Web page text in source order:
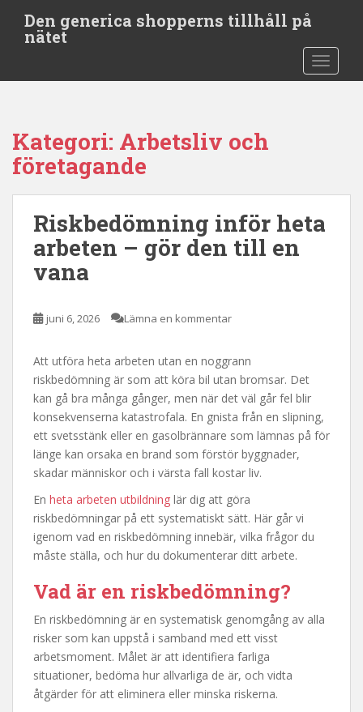
t
Den generica shopperns tillhåll på
nätet
Kategori: Arbetsliv och
företagande
Riskbedömning inför heta
arbeten – gör den till en
vana
juni 6, 2026 Lämna en kommentar
Att utföra heta arbeten utan en noggrann
riskbedömning är som att köra bil utan bromsar. Det
kan gå bra många gånger, men när det väl går fel blir
konsekvenserna katastrofala. En gnista från en slipning,
ett svetsstänk eller en gasolbrännare som lämnas på för
länge kan orsaka en brand som förstör byggnader,
skadar människor och i värsta fall kostar liv.
En heta arbeten utbildning lär dig att göra
riskbedömningar på ett systematiskt sätt. Här går vi
igenom vad en riskbedömning innebär, vilka frågor du
måste ställa, och hur du dokumenterar ditt arbete.
Vad är en riskbedömning?
En riskbedömning är en systematisk genomgång av alla
risker som kan uppstå i samband med ett visst
arbetsmoment. Målet är att identifiera farliga
situationer, bedöma hur allvarliga de är, och vidta
åtgärder för att eliminera eller minska riskerna.